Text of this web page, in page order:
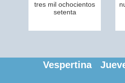
tres mil ochocientos
setenta
Vespertina